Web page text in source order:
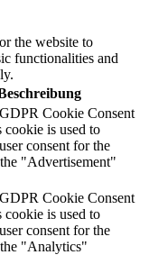
the website to
functionalities and
Cookie Consent
cookie is used to
consent for the
"Advertisement"
Cookie Consent
cookie is used to
consent for the
"Analytics"